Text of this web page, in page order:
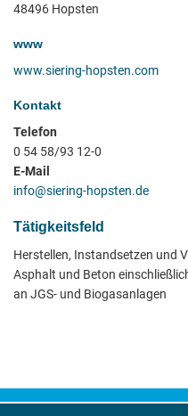
48496 Hopsten
www
www.siering-hopsten.com
Kontakt
Telefon
0 54 58/93 12-0
E-Mail
info@siering-hopsten.de
Tätigkeitsfeld
Herstellen, Instandsetzen und
Asphalt und Beton
an JGS- und Biogasanlagen